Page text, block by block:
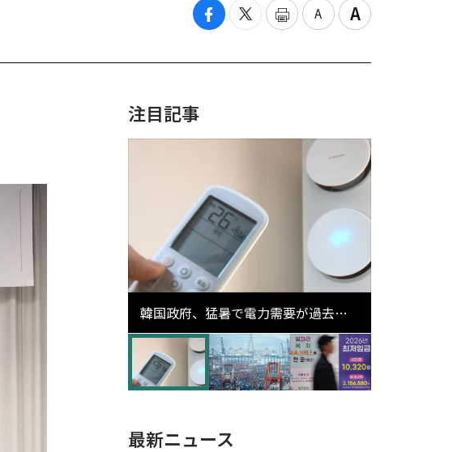
注目記事
韓国政府、猛暑で電力需要が過去最
高更新の可能性に需給対応体制を点
検
最新ニュース